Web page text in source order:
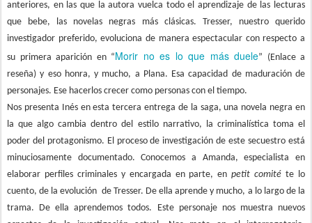
anteriores, en las que la autora vuelca todo el aprendizaje de las lecturas
que bebe, las novelas negras más clásicas. Tresser, nuestro querido
investigador preferido, evoluciona de manera espectacular con respecto a
su primera aparición en “Morir no es lo que más duele” (Enlace a
reseña) y eso honra, y mucho, a Plana. Esa capacidad de maduración de
personajes. Ese hacerlos crecer como personas con el tiempo.
Nos presenta Inés en esta tercera entrega de la saga, una novela negra en
la que algo cambia dentro del estilo narrativo, la criminalística toma el
poder del protagonismo. El proceso de investigación de este secuestro está
minuciosamente documentado. Conocemos a Amanda, especialista en
elaborar perfiles criminales y encargada en parte, enpetit comité te lo
cuento, de la evolución de Tresser. De ella aprende y mucho, a lo largo de la
trama. De ella aprendemos todos. Este personaje nos muestra nuevos